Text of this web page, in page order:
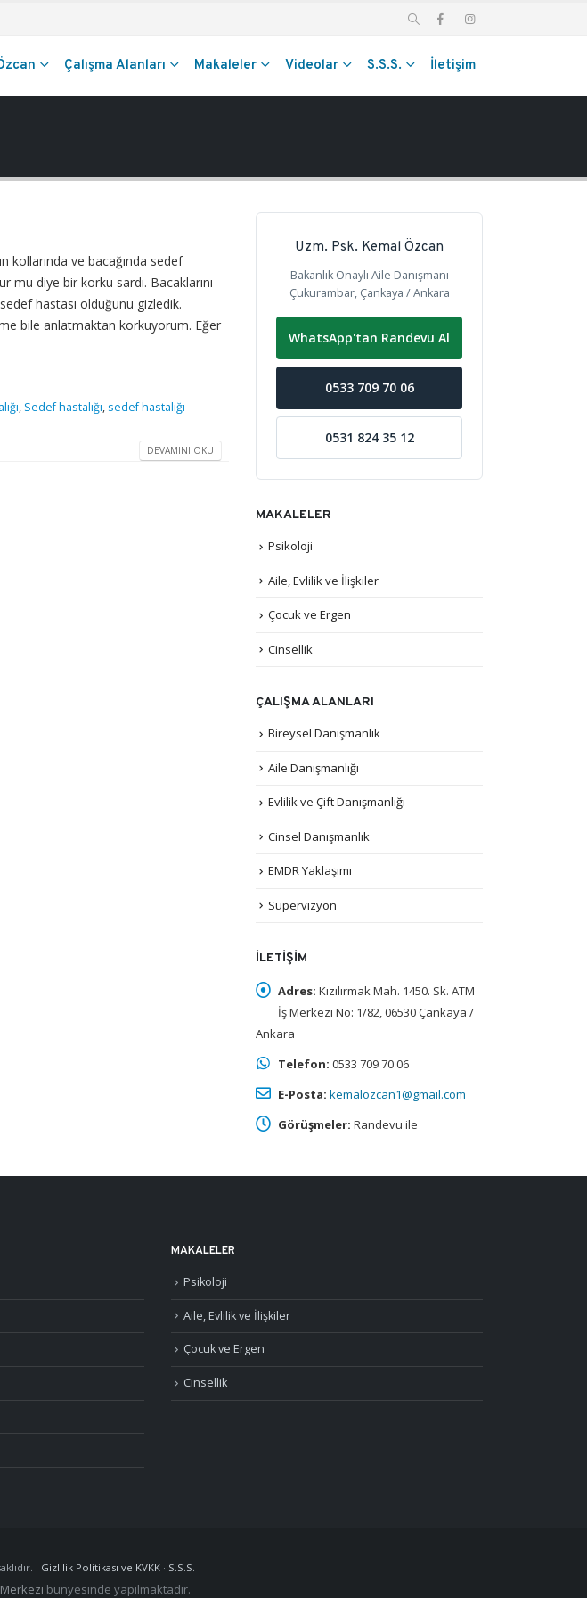
Çalışma Alanları Makaleler Videolar S.S.S. İletişim
kollarında ve bacağında sedef
mu diye bir korku sardı. Bacaklarını
hastası olduğunu gizledik.
bile anlatmaktan korkuyorum. Eğer
, Sedef hastalığı, sedef hastalığı
DEVAMINI OKU
Uzm. Psk. Kemal Özcan
Bakanlık Onaylı Aile Danışmanı
Çukurambar, Çankaya / Ankara
WhatsApp'tan Randevu Al
0533 709 70 06
0531 824 35 12
MAKALELER
Psikoloji
Aile, Evlilik ve İlişkiler
Çocuk ve Ergen
Cinsellik
ÇALIŞMA ALANLARI
Bireysel Danışmanlık
Aile Danışmanlığı
Evlilik ve Çift Danışmanlığı
Cinsel Danışmanlık
EMDR Yaklaşımı
Süpervizyon
İLETIŞIM
Adres: Kızılırmak Mah. 1450. Sk. ATM
İş Merkezi No: 1/82, 06530 Çankaya /
Ankara
Telefon: 0533 709 70 06
E-Posta: kemalozcan1@gmail.com
Görüşmeler: Randevu ile
MAKALELER
Psikoloji
Aile, Evlilik ve İlişkiler
Çocuk ve Ergen
Cinsellik
· Gizlilik Politikası ve KVKK· S.S.S.
bünyesinde yapılmaktadır.